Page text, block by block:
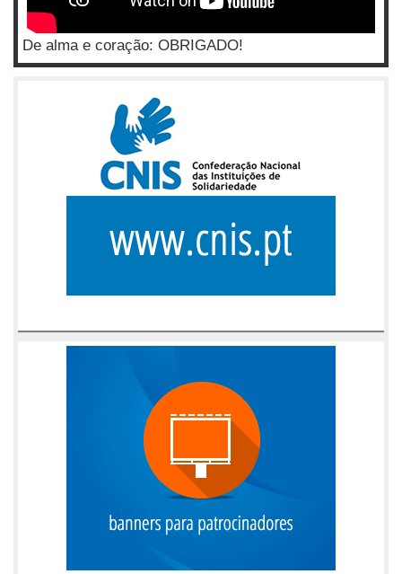
De alma e coração: OBRIGADO!